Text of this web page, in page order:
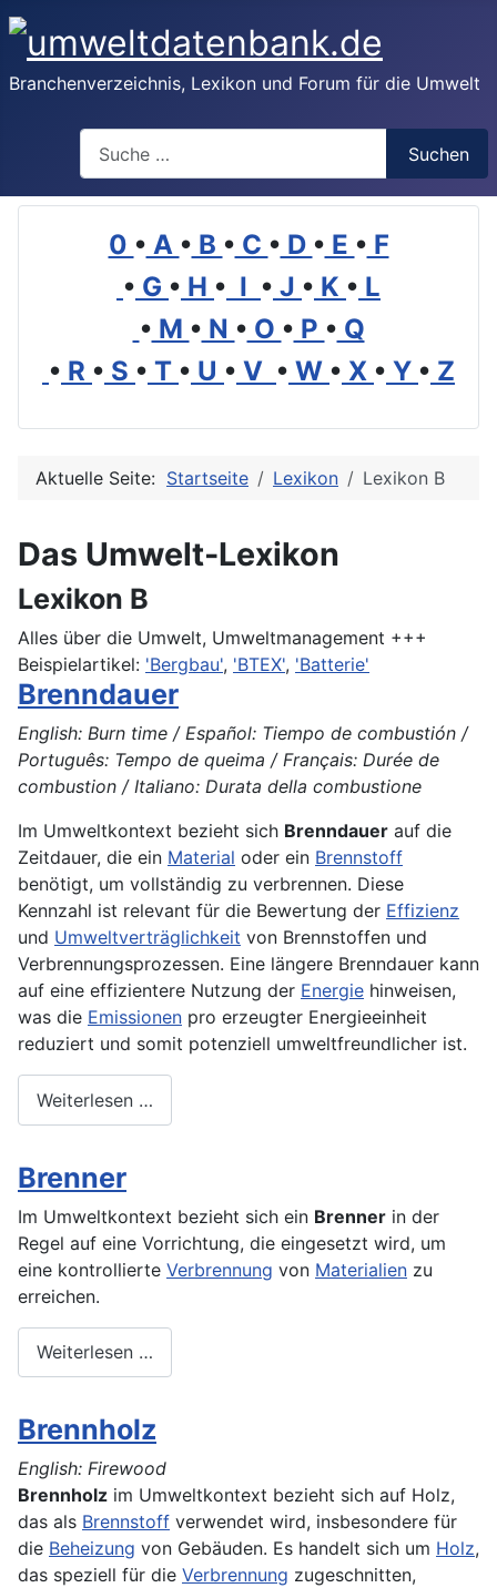
Branchenverzeichnis, Lexikon und Forum für die Umwelt
Suchen
0 • A • B • C • D • E • F
• G • H • I • J • K • L
• M • N • O • P • Q
• R • S • T • U • V • W • X • Y • Z
Aktuelle Seite: Startseite Lexikon Lexikon B
Das Umwelt-Lexikon
Lexikon B
Alles über die Umwelt, Umweltmanagement +++
Beispielartikel: 'Bergbau', 'BTEX', 'Batterie'
Brenndauer
English: Burn time / Español: Tiempo de combustión /
Português: Tempo de queima / Français: Durée de
combustion / Italiano: Durata della combustione
Im Umweltkontext bezieht sich Brenndauer auf die
Zeitdauer, die ein Material oder ein Brennstoff
benötigt, um vollständig zu verbrennen. Diese
Kennzahl ist relevant für die Bewertung der Effizienz
und Umweltverträglichkeit von Brennstoffen und
Verbrennungsprozessen. Eine längere Brenndauer kann
auf eine effizientere Nutzung der Energie hinweisen,
was die Emissionen pro erzeugter Energieeinheit
reduziert und somit potenziell umweltfreundlicher ist.
Weiterlesen …
Brenner
Im Umweltkontext bezieht sich ein Brenner in der
Regel auf eine Vorrichtung, die eingesetzt wird, um
eine kontrollierte Verbrennung von Materialien zu
erreichen.
Weiterlesen …
Brennholz
English: Firewood
Brennholz im Umweltkontext bezieht sich auf Holz,
das als Brennstoff verwendet wird, insbesondere für
die Beheizung von Gebäuden. Es handelt sich um Holz,
das speziell für die Verbrennung zugeschnitten,